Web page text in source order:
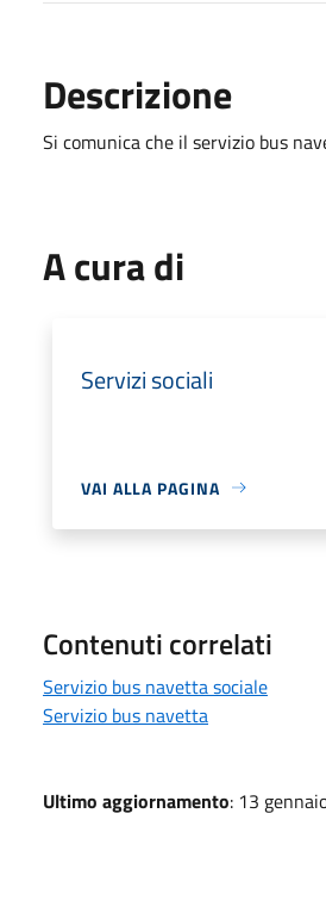
Descrizione
Si comunica che il servizio bus
A cura di
Servizi sociali
VAI ALLA PAGINA
Contenuti correlati
Servizio bus navetta sociale
Servizio bus navetta
Ultimo aggiornamento: 13